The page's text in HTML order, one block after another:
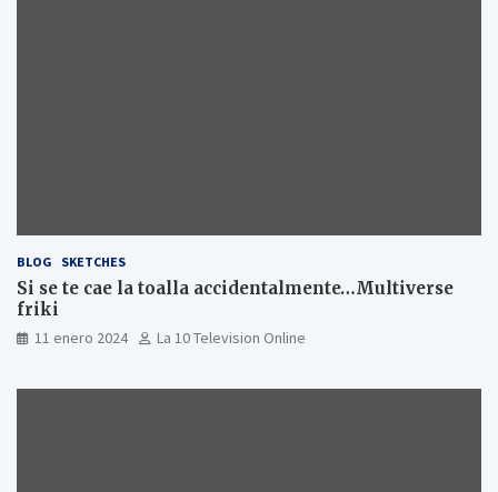
BLOG SKETCHES
Si se te cae la toalla accidentalmente…Multiverse
friki
11 enero 2024 La 10 Television Online